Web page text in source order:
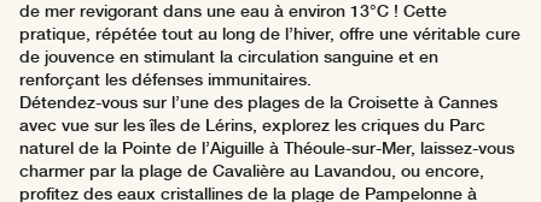
de mer revigorant dans une eau à environ 13°C ! Cette
pratique, répétée tout au long de l’hiver, offre une véritable cure
de jouvence en stimulant la circulation sanguine et en
renforçant les défenses immunitaires.
Détendez-vous sur l’une des plages de la Croisette à Cannes
avec vue sur les îles de Lérins, explorez les criques du Parc
naturel de la Pointe de l’Aiguille à Théoule-sur-Mer, laissez-vous
charmer par la plage de Cavalière au Lavandou, ou encore,
profitez des eaux cristallines de la plage de Pampelonne à